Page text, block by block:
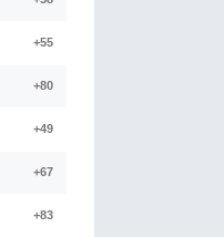
+55
+80
+49
+67
+83